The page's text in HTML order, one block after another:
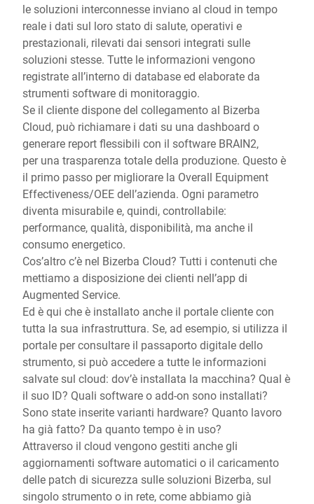
le soluzioni interconnesse inviano al cloud in tempo
reale i dati sul loro stato di salute, operativi e
prestazionali, rilevati dai sensori integrati sulle
soluzioni stesse. Tutte le informazioni vengono
registrate all’interno di database ed elaborate da
strumenti software di monitoraggio.
Se il cliente dispone del collegamento al Bizerba
Cloud, può richiamare i dati su una dashboard o
generare report flessibili con il software BRAIN2,
per una trasparenza totale della produzione. Questo è
il primo passo per migliorare la Overall Equipment
Effectiveness/OEE dell’azienda. Ogni parametro
diventa misurabile e, quindi, controllabile:
performance, qualità, disponibilità, ma anche il
consumo energetico.
Cos’altro c’è nel Bizerba Cloud? Tutti i contenuti che
mettiamo a disposizione dei clienti nell’app di
Augmented Service.
Ed è qui che è installato anche il portale cliente con
tutta la sua infrastruttura. Se, ad esempio, si utilizza il
portale per consultare il passaporto digitale dello
strumento, si può accedere a tutte le informazioni
salvate sul cloud: dov’è installata la macchina? Qual è
il suo ID? Quali software o add-on sono installati?
Sono state inserite varianti hardware? Quanto lavoro
ha già fatto? Da quanto tempo è in uso?
Attraverso il cloud vengono gestiti anche gli
aggiornamenti software automatici o il caricamento
delle patch di sicurezza sulle soluzioni Bizerba, sul
singolo strumento o in rete, come abbiamo già